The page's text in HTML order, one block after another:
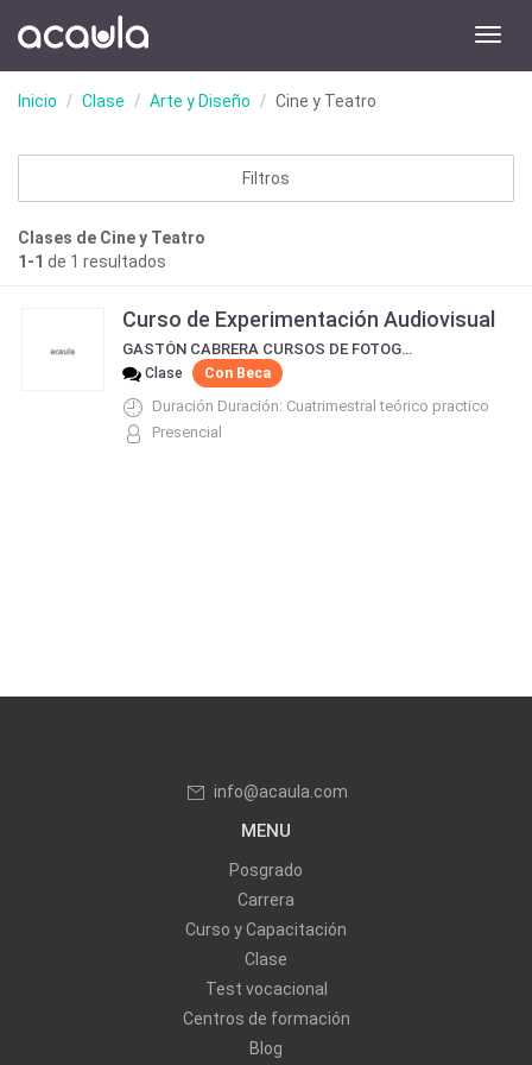
Inicio Clase Arte y Diseño Cine y Teatro
Filtros
Clases de Cine y Teatro
1-1 de 1 resultados
Curso de Experimentación Audiovisual
GASTÓN CABRERA CURSOS DE FOTOGRAFÍA EXPERIMENTACIÓN AUDIOVISUAL Y EDICIÓN DE VIDEO
Clase Con Beca
Duración Duración: Cuatrimestral teórico practico
Presencial
info@acaula.com
MENU
Posgrado
Carrera
Curso y Capacitación
Clase
Test vocacional
Centros de formación
Blog